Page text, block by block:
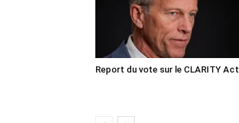
Report du vote sur le CLARITY Act